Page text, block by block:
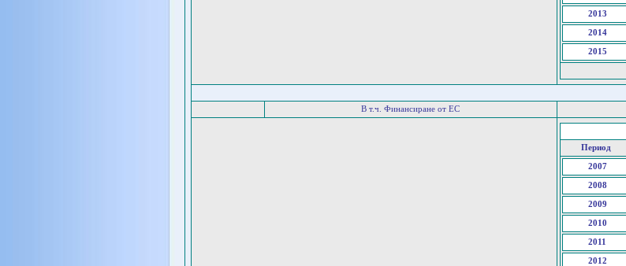
2013
2014
2015
В т.ч. Финансиране от ЕС
Период
2007
2008
2009
2010
2011
2012